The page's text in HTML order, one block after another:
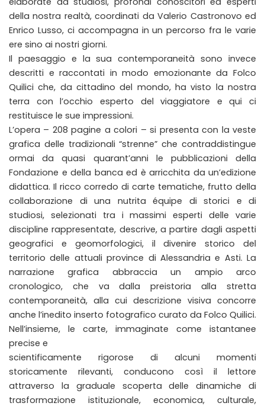
della nostra realtà, coordinati da Valerio Castronovo ed
Enrico Lusso, ci accompagna in un percorso fra le varie
ere sino ai nostri giorni.
Il paesaggio e la sua contemporaneità sono invece
descritti e raccontati in modo emozionante da Folco
Quilici che, da cittadino del mondo, ha visto la nostra
terra con l’occhio esperto del viaggiatore e qui ci
restituisce le sue impressioni.
L’opera – 208 pagine a colori – si presenta con la veste
grafica delle tradizionali “strenne” che contraddistingue
ormai da quasi quarant’anni le pubblicazioni della
Fondazione e della banca ed è arricchita da un’edizione
didattica. Il ricco corredo di carte tematiche, frutto della
collaborazione di una nutrita équipe di storici e di
studiosi, selezionati tra i massimi esperti delle varie
discipline rappresentate, descrive, a partire dagli aspetti
geografici e geomorfologici, il divenire storico del
territorio delle attuali province di Alessandria e Asti. La
narrazione grafica abbraccia un ampio arco
cronologico, che va dalla preistoria alla stretta
contemporaneità, alla cui descrizione visiva concorre
anche l’inedito inserto fotografico curato da Folco Quilici.
Nell’insieme, le carte, immaginate come istantanee
precise e
scientificamente rigorose di alcuni momenti
storicamente rilevanti, conducono così il lettore
attraverso la graduale scoperta delle dinamiche di
trasformazione istituzionale, economica, culturale,